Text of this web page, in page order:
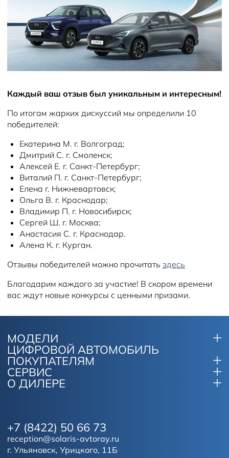
Новости
Каждый ваш отзыв был уникальным и интересным!
По итогам жарких дискуссий мы определили 10
победителей:
Екатерина М. г. Волгоград;
Дмитрий С. г. Смоленск;
Алексей Е. г. Санкт-Петербург;
Виталий П. г. Санкт-Петербург;
Елена г. Нижневартовск;
Ольга В. г. Краснодар;
Владимир П. г. Новосибирск;
Сергей Ш. г. Москва;
Анастасия С. г. Краснодар.
Алена К. г. Курган.
Отзывы победителей можно прочитать здесь
Благодарим каждого за участие! В скором времени
вас ждут новые конкурсы с ценными призами.
МОДЕЛИ
ЦИФРОВОЙ АВТОМОБИЛЬ
ПОКУПАТЕЛЯМ
СЕРВИС
О ДИЛЕРЕ
г. Ульяновск, Урицкого, 11Б
+7 (8422) 50 66 73
reception@solaris-avtoray.ru